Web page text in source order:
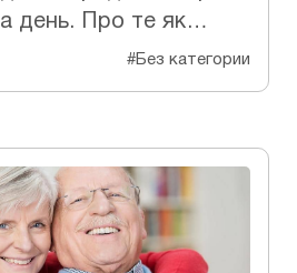
день. Про те як…
#Без категории